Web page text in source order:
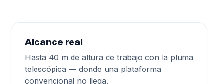
Alcance real
Hasta 40 m de altura de trabajo con la pluma
telescópica — donde una plataforma
convencional no llega.